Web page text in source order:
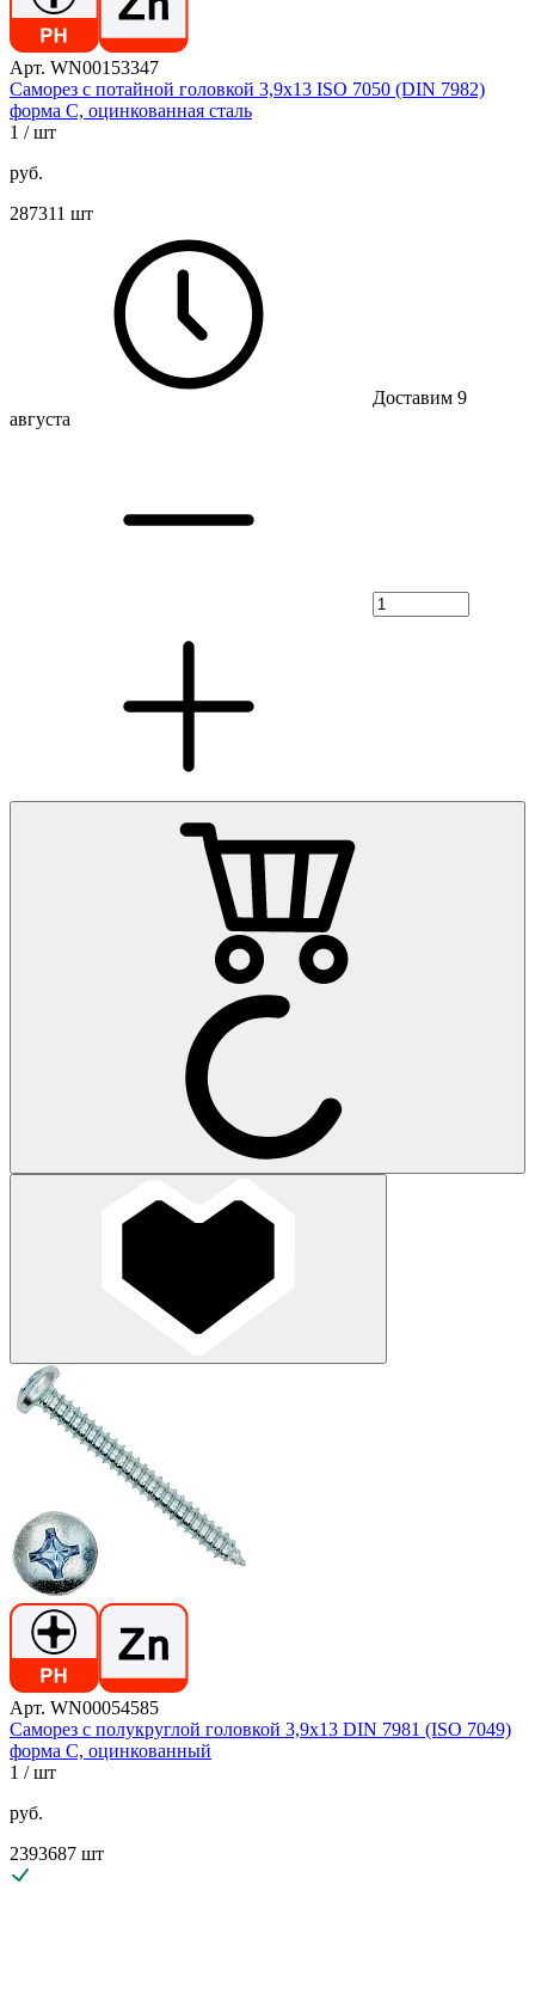
Арт. WN00153347
Саморез с потайной головкой 3,9х13 ISO 7050 (DIN 7982)
форма C, оцинкованная сталь
1 / шт
руб.
287311 шт
Доставим 9
августа
Арт. WN00054585
Саморез с полукруглой головкой 3,9х13 DIN 7981 (ISO 7049)
форма C, оцинкованный
1 / шт
руб.
2393687 шт